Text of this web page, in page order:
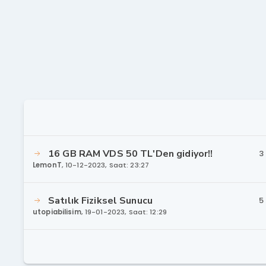
16 GB RAM VDS 50 TL'Den gidiyor!!
LemonT,10-12-2023, Saat: 23:27
3
Satılık Fiziksel Sunucu
utopiabilisim, 19-01-2023, Saat: 12:29
5